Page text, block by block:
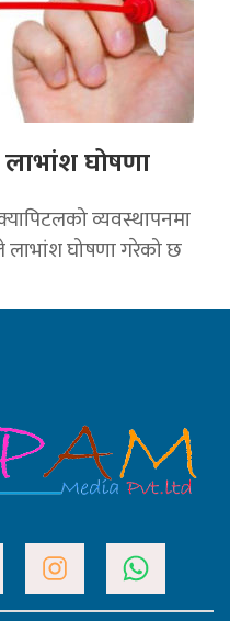
घोषणा
व्यवस्थापनमा
लाभांश घोषणा गरेको छ